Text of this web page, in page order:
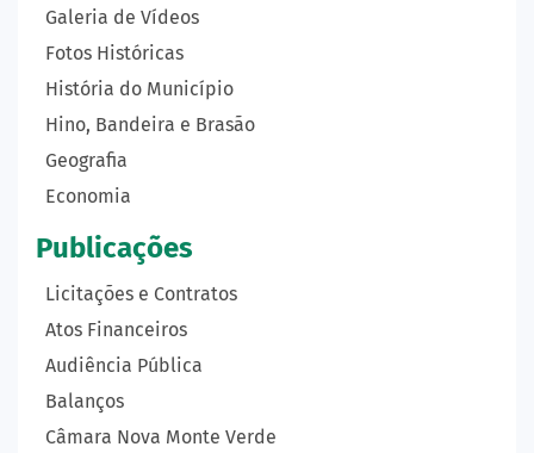
Galeria de Vídeos
Fotos Históricas
História do Município
Hino, Bandeira e Brasão
Geografia
Economia
Publicações
Licitações e Contratos
Atos Financeiros
Audiência Pública
Balanços
Câmara Nova Monte Verde